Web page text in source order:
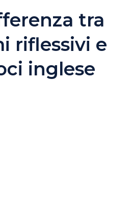
tra
riflessivi e
inglese